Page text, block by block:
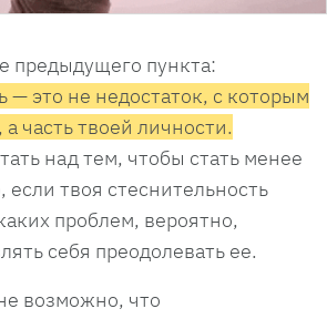
предыдущего пункта:
— это не недостаток, с которым
часть твоей личности.
над тем, чтобы стать менее
если твоя стеснительность
проблем, вероятно,
себя преодолевать ее.
возможно, что